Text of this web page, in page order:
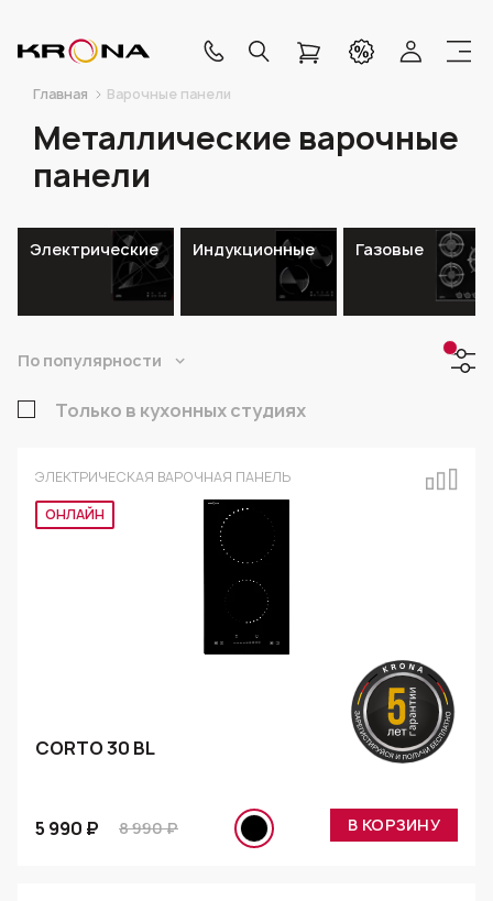
Главная Варочные панели
Металлические варочные
панели
Электрические Индукционные Газовые
По популярности
Только в кухонных студиях
ЭЛЕКТРИЧЕСКАЯ ВАРОЧНАЯ ПАНЕЛЬ
Эксклюзив
CORTO 30 BL
5 990 ₽ 8 990 ₽ В КОРЗИНУ